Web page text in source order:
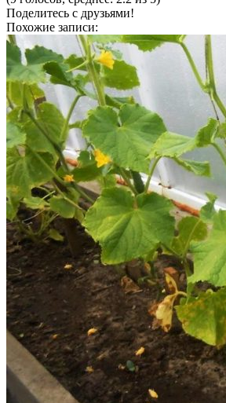
Поделитесь с друзьями!
Похожие записи: